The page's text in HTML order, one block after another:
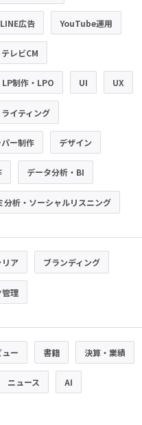
LINE広告 YouTube運用
テレビCM
LP制作・LPO UI UX
イティング
ー制作 デザイン
データ分析・BI
分析・ソーシャルリスニング
リア ブランディング
管理
ー 書籍 決算・業績
ニュース AI